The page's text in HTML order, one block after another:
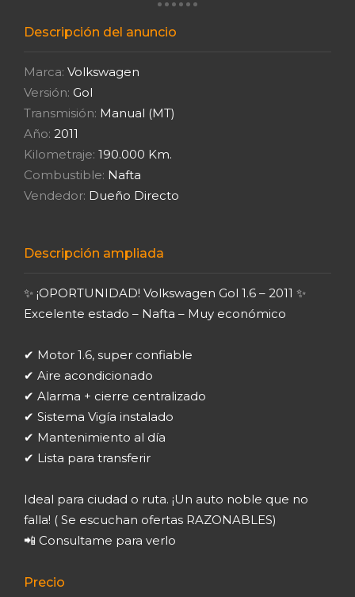
Descripción del anuncio
Marca: Volkswagen
Versión: Gol
Transmisión: Manual (MT)
Año: 2011
Kilometraje: 190.000 Km.
Combustible: Nafta
Vendedor: Dueño Directo
Descripción ampliada
✨ ¡OPORTUNIDAD! Volkswagen Gol 1.6 – 2011 ✨
Excelente estado – Nafta – Muy económico
✔ Motor 1.6, super confiable
✔ Aire acondicionado
✔ Alarma + cierre centralizado
✔ Sistema Vigía instalado
✔ Mantenimiento al día
✔ Lista para transferir
Ideal para ciudad o ruta. ¡Un auto noble que no
falla! ( Se escuchan ofertas RAZONABLES)
📲 Consultame para verlo
Precio